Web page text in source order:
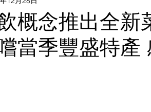
概念推出全新
當季豐盛特產